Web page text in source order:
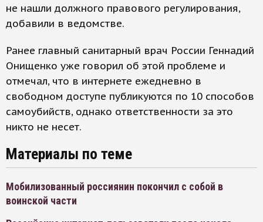
не нашли должного правового регулирования,
добавили в ведомстве.
Ранее главный санитарный врач России Геннадий
Онищенко уже говорил об этой проблеме и
отмечал, что в интернете ежедневно в
свободном доступе публикуются по 10 способов
самоубийств, однако ответственности за это
никто не несет.
Материалы по теме
Мобилизованный россиянин покончил с собой в
воинской части